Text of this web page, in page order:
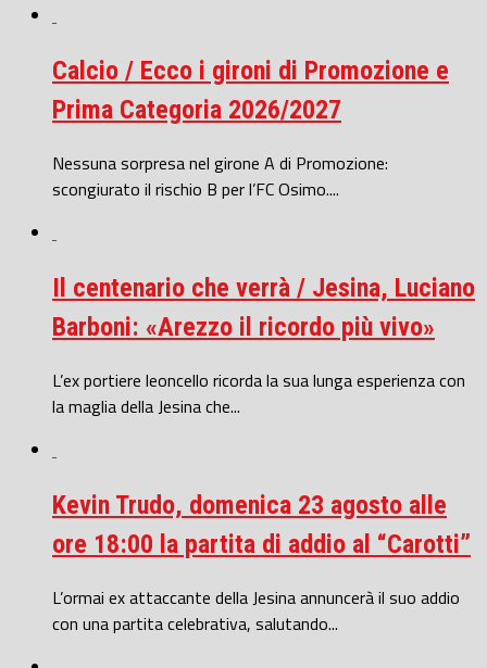
Calcio / Ecco i gironi di Promozione e
Prima Categoria 2026/2027
Nessuna sorpresa nel girone A di Promozione:
scongiurato il rischio B per l’FC Osimo....
Il centenario che verrà / Jesina, Luciano
Barboni: «Arezzo il ricordo più vivo»
L’ex portiere leoncello ricorda la sua lunga esperienza con
la maglia della Jesina che...
Kevin Trudo, domenica 23 agosto alle
ore 18:00 la partita di addio al “Carotti”
L’ormai ex attaccante della Jesina annuncerà il suo addio
con una partita celebrativa, salutando...